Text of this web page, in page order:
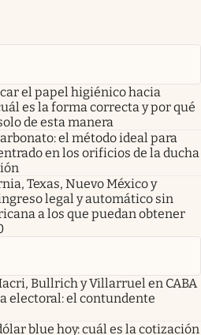
el papel higiénico hacia
es la forma correcta y por qué
de esta manera
el método ideal para
en los orificios de la ducha
Texas, Nuevo México y
legal y automático sin
a los que puedan obtener
Bullrich y Villarruel en CABA
electoral: el contundente
blue hoy: cuál es la cotización